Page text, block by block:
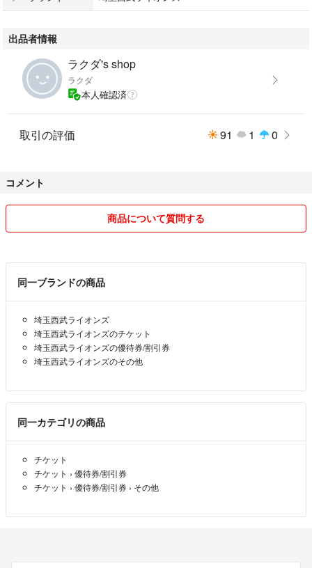
出品者情報
ラクダ's shop
ラクダ
本人確認済
取引の評価 91 1 0
コメント
商品について質問する
同一ブランドの商品
埼玉西武ライオンズ
埼玉西武ライオンズのチケット
埼玉西武ライオンズの優待券/割引券
埼玉西武ライオンズのその他
同一カテゴリの商品
チケット
チケット › 優待券/割引券
チケット › 優待券/割引券 › その他